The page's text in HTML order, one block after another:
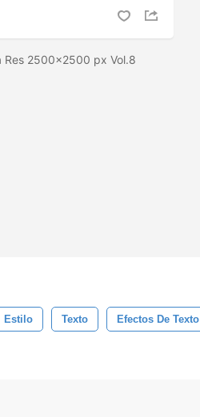
Res 2500x2500 px Vol.8
Estilo Texto Efectos De Texto